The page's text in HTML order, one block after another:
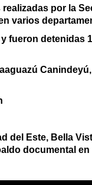
por la
varios
fueron detenidas
del Este, Bella
documental en